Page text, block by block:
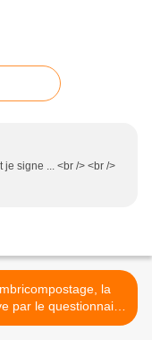
je signe ... <br /> <br />
la
par le questionnaire
>